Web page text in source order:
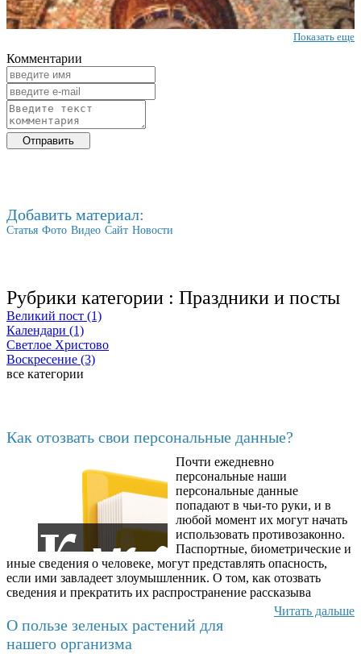
Показать еще
Комментарии
Добавить материал:
Статья Фото Видео Сайт Новости
Рубрики категории : Праздники и посты
Великий пост (1)
Календари (1)
Светлое Христово
Воскресение (3)
все категории
Как отозвать свои персональные данные?
Почти ежедневно
персональные наши
персональные данные
попадают в чьи-то руки, и в
любой момент их могут начать
использовать противозаконно.
Паспортные, биометрические и
иные сведения о человеке, могут представлять опасность,
если ими завладеет злоумышленник. О том, как отозвать
сведения и прекратить их распространение рассказыва
Читать дальше
О пользе зеленых растений для
нашего организма